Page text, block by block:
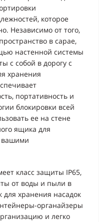
которое
Независимо от того,
в сарае,
настенной системы
с собой в дорогу с
хранения
портативность и
блокировки всей
ее на стене
ящика для
вашими
класс защиты IP65,
от воды и пыли в
хранения насадок
органайзеры
и легко